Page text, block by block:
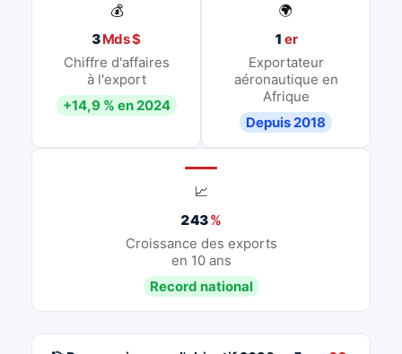
💰
3Mds $
Chiffre d'affaires
à l'export
+14,9 % en 2024
🌍
1 er
Exportateur
aéronautique en
Afrique
Depuis 2018
📈
243%
Croissance des exports
en 10 ans
Record national